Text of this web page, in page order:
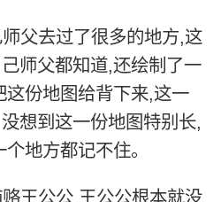
父去过了很多的地方,这
师父都知道,还绘制了一
份地图给背下来,这一
想到这一份地图特别长,
地方都记不住。
王公公,王公公根本就没